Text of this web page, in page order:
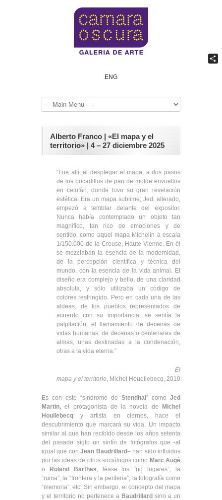
ENG
Alberto Franco | «El mapa y el
territorio» | 4 – 27 diciembre 2025
“Fue allí, al desplegar el mapa, a dos pasos
de los bocadillos de pan de molde envueltos
en celofán, donde tuvo su gran revelación
estética. Era un mapa sublime; Jed, alterado,
empezó a temblar delante del expositor.
Nunca había contemplado un objeto tan
magnífico, tan rico de emociones y de
sentido, como aquel mapa Michelín a escala
1/150.000 de la Creuse, Haute-Vienne. En él
se mezclaban la esencia de la modernidad,
de la percepción científica y técnica del
mundo, con la esencia de la vida animal. El
diseño era complejo y bello, de una claridad
absoluta, y sólo utilizaba un código de
colores restringido. Pero en cada una de las
aldeas, de los pueblos representados de
acuerdo con su importancia, se sentía la
palpitación, el llamamiento de decenas de
vidas humanas, de decenas o centenares de
almas, unas destinadas a la condenación,
otras a la vida eterna.”
El
mapa y el territorio, Michel Houellebecq, 2010
Es con este “síndrome de Stendhal” como Jed
Martin, el protagonista de la novela de Michel
Houllebecq y artista en ciernes, hace el
descubrimiento que marcará su vida. Un impacto
similar al que han recibido desde los años setenta
del pasado siglo un sinfín de fotógrafos que -al
igual que conJean Baudrillard– han sido influidos
por las ideas de otros sociólogos como Marc Augé
o Roland Barthes, léase los “no lugares”, la
“ruina”, la “frontera y la periferia”, la fotografía como
“memoria”, etc. Sin embargo, el concepto del mapa
y el territorio no pertenece a Baudrillard sino a un